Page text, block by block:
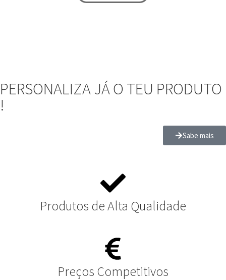
PERSONALIZA JÁ O TEU PRODUTO
!
Sabe mais
Produtos de Alta Qualidade
Preços Competitivos